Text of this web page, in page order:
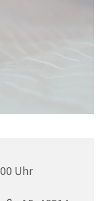
Uhr